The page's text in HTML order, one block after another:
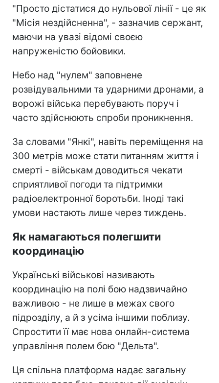
"Просто дістатися до нульової лінії - це як
"Місія нездійсненна", - зазначив сержант,
маючи на увазі відомі своєю
напруженістю бойовики.
Небо над "нулем" заповнене
розвідувальними та ударними дронами, а
ворожі війська перебувають поруч і
часто здійснюють спроби проникнення.
За словами "Янкі", навіть переміщення на
300 метрів може стати питанням життя і
смерті - військам доводиться чекати
сприятливої погоди та підтримки
радіоелектронної боротьби. Іноді такі
умови настають лише через тиждень.
Як намагаються полегшити
координацію
Українські військові називають
координацію на полі бою надзвичайно
важливою - не лише в межах свого
підрозділу, а й з усіма іншими поблизу.
Спростити її має нова онлайн-система
управління полем бою "Дельта".
Ця спільна платформа надає загальну